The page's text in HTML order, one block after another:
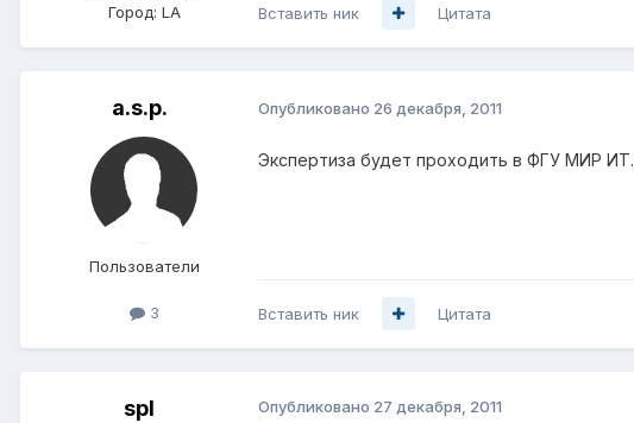
Город: LA Вставить ник Цитата
a.s.p.
Пользователи
3
Опубликовано 26 декабря, 2011
Экспертиза будет проходить в ФГУ МИР ИТ.
Вставить ник Цитата
spl Опубликовано 27 декабря, 2011